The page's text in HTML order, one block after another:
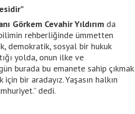
Görkem Cevahir Yıldırımda
rehberliğinde ümmetten
demokratik, sosyal bir hukuk
yolda, onun ilke ve
burada bu emanete sahip çıkmak
bir aradayız. Yaşasın halkın
dedi.